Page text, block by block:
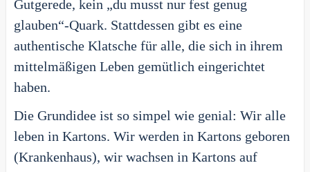
Gutgerede, kein „du musst nur fest genug
glauben“-Quark. Stattdessen gibt es eine
authentische Klatsche für alle, die sich in ihrem
mittelmäßigen Leben gemütlich eingerichtet
haben.
Die Grundidee ist so simpel wie genial: Wir alle
leben in Kartons. Wir werden in Kartons geboren
(Krankenhaus), wir wachsen in Kartons auf